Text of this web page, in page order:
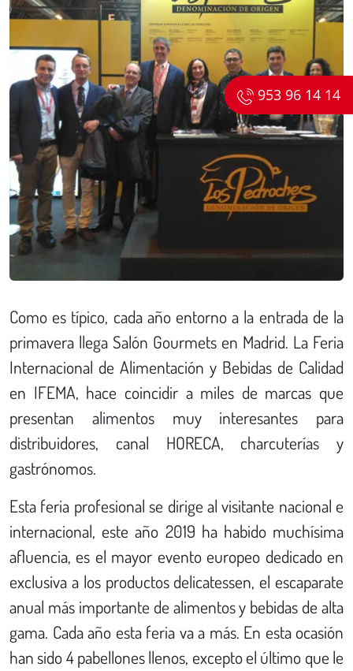
953 96 14 14
Como es típico, cada año entorno a la entrada de la
primavera llega Salón Gourmets en Madrid. La Feria
Internacional de Alimentación y Bebidas de Calidad
en IFEMA, hace coincidir a miles de marcas que
presentan alimentos muy interesantes para
distribuidores, canal HORECA, charcuterías y
gastrónomos.
Esta feria profesional se dirige al visitante nacional e
internacional, este año 2019 ha habido muchísima
afluencia, es el mayor evento europeo dedicado en
exclusiva a los productos delicatessen, el escaparate
anual más importante de alimentos y bebidas de alta
gama. Cada año esta feria va a más. En esta ocasión
han sido 4 pabellones llenos, excepto el último que le